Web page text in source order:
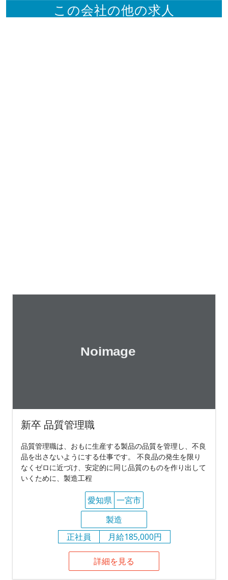
この会社の他の求人
新卒 品質管理職
品質管理職は、おもに生産する製品の品質を管理し、不良
品を出さないようにする仕事です。 不良品の発生を限り
なくゼロに近づけ、安定的に同じ品質のものを作り出して
いくために、製造工程
愛知県 一宮市
製造
正社員
月給185,000円
詳細を見る